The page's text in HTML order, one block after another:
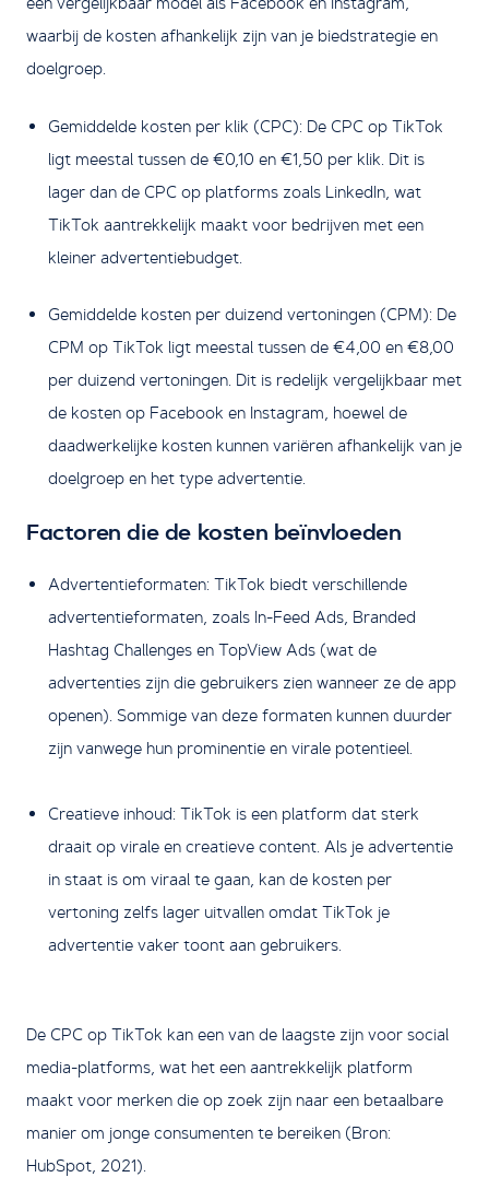
waarbij de kosten afhankelijk zijn van je biedstrategie en
doelgroep.
Gemiddelde kosten per klik (CPC): De CPC op TikTok
ligt meestal tussen de €0,10 en €1,50 per klik. Dit is
lager dan de CPC op platforms zoals LinkedIn, wat
TikTok aantrekkelijk maakt voor bedrijven met een
kleiner advertentiebudget.
Gemiddelde kosten per duizend vertoningen (CPM): De
CPM op TikTok ligt meestal tussen de €4,00 en €8,00
per duizend vertoningen. Dit is redelijk vergelijkbaar met
de kosten op Facebook en Instagram, hoewel de
daadwerkelijke kosten kunnen variëren afhankelijk van je
doelgroep en het type advertentie.
Factoren die de kosten beïnvloeden
Advertentieformaten: TikTok biedt verschillende
advertentieformaten, zoals In-Feed Ads, Branded
Hashtag Challenges en TopView Ads (wat de
advertenties zijn die gebruikers zien wanneer ze de app
openen). Sommige van deze formaten kunnen duurder
zijn vanwege hun prominentie en virale potentieel.
Creatieve inhoud: TikTok is een platform dat sterk
draait op virale en creatieve content. Als je advertentie
in staat is om viraal te gaan, kan de kosten per
vertoning zelfs lager uitvallen omdat TikTok je
advertentie vaker toont aan gebruikers.
De CPC op TikTok kan een van de laagste zijn voor social
media-platforms, wat het een aantrekkelijk platform
maakt voor merken die op zoek zijn naar een betaalbare
manier om jonge consumenten te bereiken (Bron:
HubSpot, 2021).